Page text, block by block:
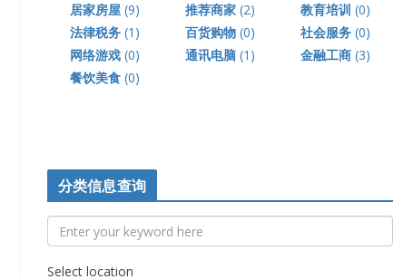
居家房屋 (9) 推荐商家 (2) 教育培训 (0)
法律税务 (1) 百货购物 (0) 社会服务 (0)
网络游戏 (0) 通讯电脑 (1) 金融工商 (3)
餐饮美食 (0)
分类信息查询
Select location